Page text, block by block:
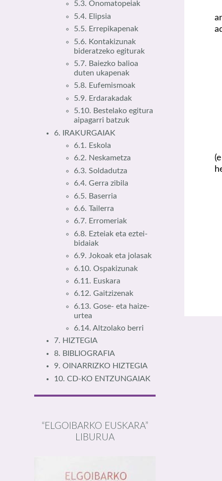
5.3. Onomatopeiak
5.4. Elipsia
5.5. Errepikapenak
5.6. Kontakizunak
bideratzeko egiturak
5.7. Baiezko balioa
duten ukapenak
5.8. Eufemismoak
5.9. Erdarakadak
5.10. Bestelako egitura
aipagarri batzuk
6. IRAKURGAIAK
6.1. Eskola
6.2. Neskametza
6.3. Soldadutza
6.4. Gerra zibila
6.5. Baserria
6.6. Tailerra
6.7. Erromeriak
6.8. Ezteiak eta eztei-
bidaiak
6.9. Jokoak eta jolasak
6.10. Ospakizunak
6.11. Euskara
6.12. Gaitzizenak
6.13. Gose- eta haize-
urtea
6.14. Altzolako berri
7. HIZTEGIA
8. BIBLIOGRAFIA
9. OINARRIZKO HIZTEGIA
10. CD-KO ENTZUNGAIAK
“ELGOIBARKO EUSKARA”
LIBURUA